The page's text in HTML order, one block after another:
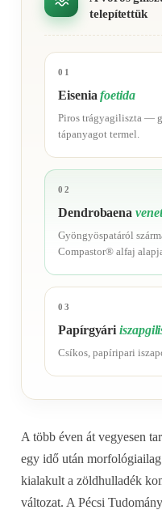
telepítettük
01
Eiseniafoetida
Piros trágyagiliszta —
tápanyagot termel.
02
Dendrobaena
Gyöngyöspatáról
Compastor® alfaj
03
Papírgyári
Csíkos, papíripari
A több éven át vegyesen
egy idő után
kialakult a zöldhulladék
változat. A Pécsi